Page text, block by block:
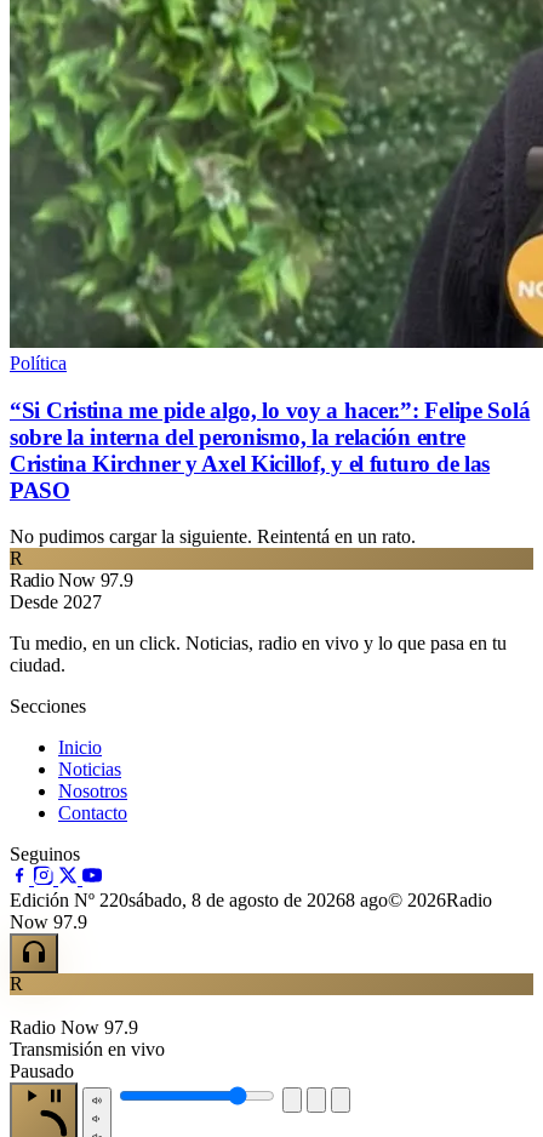
Política
“Si Cristina me pide algo, lo voy a hacer.”: Felipe Solá
sobre la interna del peronismo, la relación entre
Cristina Kirchner y Axel Kicillof, y el futuro de las
PASO
No pudimos cargar la siguiente. Reintentá en un rato.
R
Radio Now 97.9
Desde 2027
Tu medio, en un click. Noticias, radio en vivo y lo que pasa en tu
ciudad.
Secciones
Inicio
Noticias
Nosotros
Contacto
Seguinos
Edición Nº 220sábado, 8 de agosto de 20268 ago© 2026Radio
Now 97.9
R
Radio Now 97.9
Transmisión en vivo
Pausado